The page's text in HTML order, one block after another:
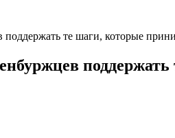
те шаги, которые